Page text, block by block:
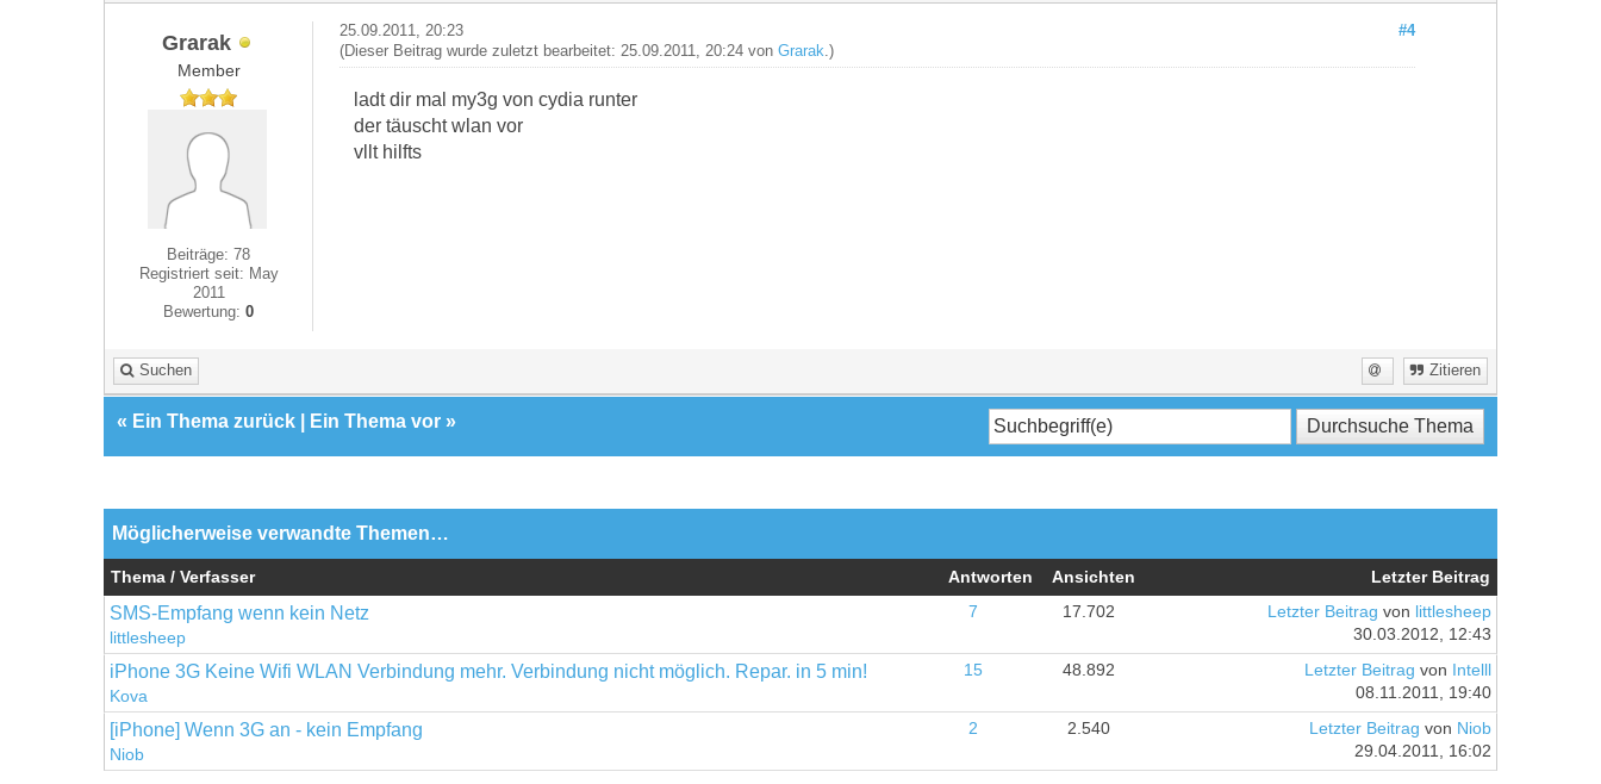
Grarak
Member
Beiträge: 78
Registriert seit: May
2011
Bewertung:0
#4
25.09.2011, 20:23
(Dieser Beitrag wurde zuletzt bearbeitet: 25.09.2011, 20:24 von Grarak .)
ladt dir mal my3g von cydia runter
der täuscht wlan vor
vllt hilfts
Suchen Zitieren
« Ein Thema zurück Ein Thema vor »
Möglicherweise verwandte Themen…
Thema / Verfasser Antworten Ansichten Letzter Beitrag
SMS-Empfang wenn kein Netz
littlesheep
7 17.702 Letzter Beitrag von littlesheep
30.03.2012, 12:43
iPhone 3G Keine Wifi WLAN Verbindung mehr. Verbindung nicht möglich. Repar. in 5 min!
Kova
15 48.892 Letzter Beitrag von Intelll
08.11.2011, 19:40
[iPhone] Wenn 3G an - kein Empfang
Niob
2 2.540 Letzter Beitrag von Niob
29.04.2011, 16:02